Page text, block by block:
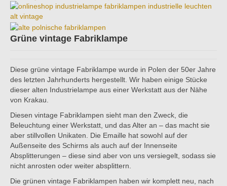
Grüne vintage Fabriklampe
Diese grüne vintage Fabriklampe wurde in Polen der 50er Jahre
des letzten Jahrhunderts hergestellt. Wir haben einige Stücke
dieser alten Industrielampe aus einer Werkstatt aus der Nähe
von Krakau.
Diesen vintage Fabriklampen sieht man den Zweck, die
Beleuchtung einer Werkstatt, und das Alter an – das macht sie
aber stillvollen Unikaten. Die Emaille hat sowohl auf der
Außenseite des Schirms als auch auf der Innenseite
Absplitterungen – diese sind aber von uns versiegelt, sodass sie
nicht anrosten oder weiter absplittern.
Die grünen vintage Fabriklampen haben wir komplett neu, nach